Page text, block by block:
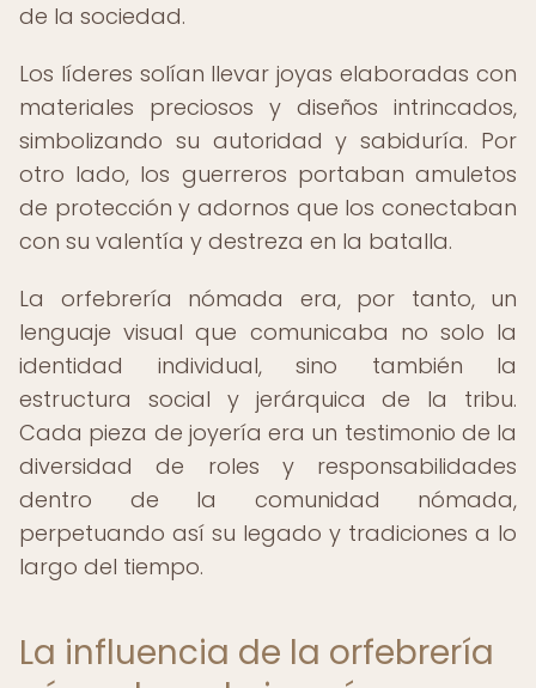
de la sociedad.
Los líderes solían llevar joyas elaboradas con
materiales preciosos y diseños intrincados,
simbolizando su autoridad y sabiduría. Por
otro lado, los guerreros portaban amuletos
de protección y adornos que los conectaban
con su valentía y destreza en la batalla.
La orfebrería nómada era, por tanto, un
lenguaje visual que comunicaba no solo la
identidad individual, sino también la
estructura social y jerárquica de la tribu.
Cada pieza de joyería era un testimonio de la
diversidad de roles y responsabilidades
dentro de la comunidad nómada,
perpetuando así su legado y tradiciones a lo
largo del tiempo.
La influencia de la orfebrería